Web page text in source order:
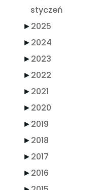
styczeń
►2025
►2024
►2023
►2022
►2021
►2020
►2019
►2018
►2017
►2016